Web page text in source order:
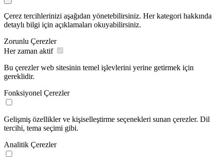
Çerez tercihlerinizi aşağıdan yönetebilirsiniz. Her kategori hakkında
detaylı bilgi için açıklamaları okuyabilirsiniz.
Zorunlu Çerezler
Her zaman aktif
Bu çerezler web sitesinin temel işlevlerini yerine getirmek için
gereklidir.
Fonksiyonel Çerezler
Gelişmiş özellikler ve kişiselleştirme seçenekleri sunan çerezler. Dil
tercihi, tema seçimi gibi.
Analitik Çerezler